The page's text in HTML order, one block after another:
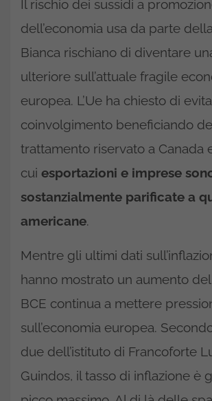
Il rischio dei sussidi a
dell’economia usa da parte
Bianca rischiano di diventare
ulteriore sull’attuale fragile
europea. L’Ue ha chiesto di
coinvolgimento beneficiando
trattamento riservato a Canada
cui esportazioni e imprese
sostanzialmente parificate a
americane.
Mentre gli ultimi dati
hanno mostrato un aumento del
BCE continua a mettere
sull’economia europea.
due dell’istituto di Francoforte
Guindos, il tasso di inflazione è